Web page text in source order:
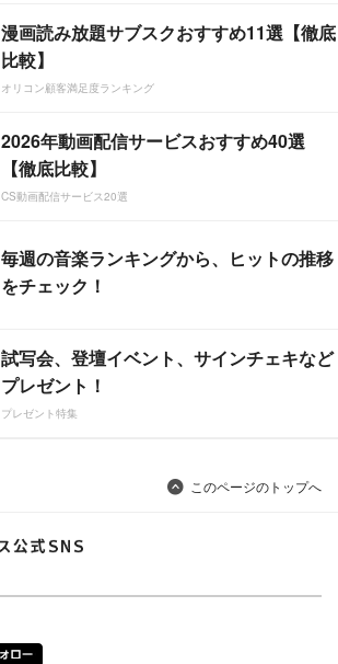
漫画読み放題サブスクおすすめ11選【徹底
比較】
オリコン顧客満足度ランキング
2026年動画配信サービスおすすめ40選
【徹底比較】
CS動画配信サービス20選
毎週の音楽ランキングから、ヒットの推移
をチェック！
試写会、登壇イベント、サインチェキなど
プレゼント！
プレゼント特集
このページのトップへ